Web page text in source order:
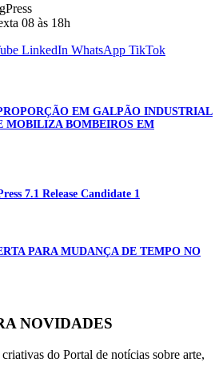
08 às 18h
LinkedIn WhatsApp TikTok
EM GALPÃO INDUSTRIAL
MOBILIZA BOMBEIROS EM
7.1 Release Candidate 1
PARA MUDANÇA DE TEMPO NO
NOVIDADES
do Portal de notícias sobre arte,